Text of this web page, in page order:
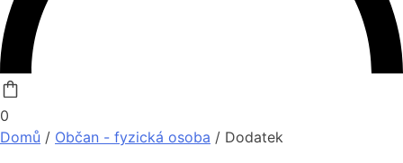
0
Domů / Občan - fyzická osoba / Dodatek